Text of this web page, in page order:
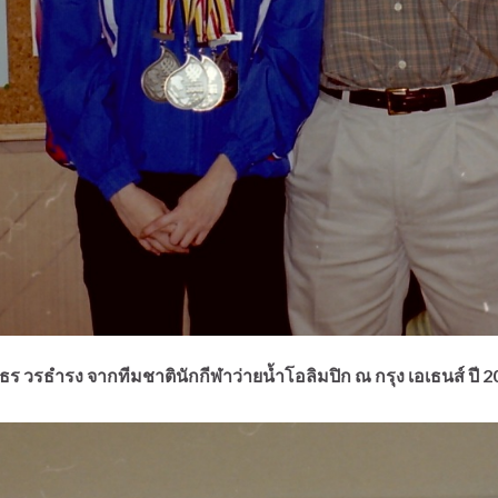
ร วรธำรง จากทีมชาตินักกีฬาว่ายน้ำโอลิมปิก ณ กรุง เอเธนส์ ปี